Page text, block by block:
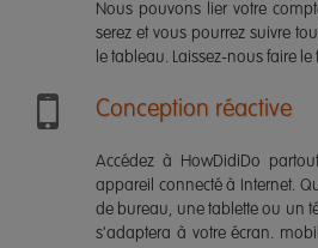
Nous pouvons lier votre
serez et vous pourrez suivre
le tableau. Laissez-nous faire
Conception réactive
Accédez à HowDidiDo
appareil connecté à Internet.
de bureau, une tablette ou un
s'adaptera à votre écran.